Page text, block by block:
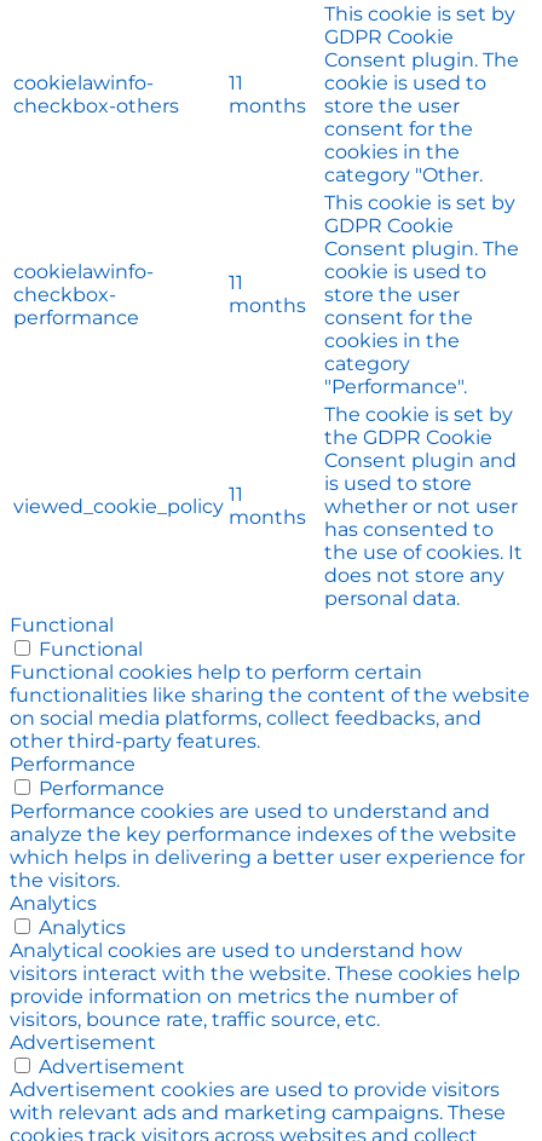
cookielawinfo-
checkbox-others
11
months
This cookie is set by
GDPR Cookie
Consent plugin. The
cookie is used to
store the user
consent for the
cookies in the
category "Other.
cookielawinfo-
checkbox-
performance
11
months
This cookie is set by
GDPR Cookie
Consent plugin. The
cookie is used to
store the user
consent for the
cookies in the
category
"Performance".
viewed_cookie_policy
11
months
The cookie is set by
the GDPR Cookie
Consent plugin and
is used to store
whether or not user
has consented to
the use of cookies. It
does not store any
personal data.
Functional
Functional
Functional cookies help to perform certain
functionalities like sharing the content of the website
on social media platforms, collect feedbacks, and
other third-party features.
Performance
Performance
Performance cookies are used to understand and
analyze the key performance indexes of the website
which helps in delivering a better user experience for
the visitors.
Analytics
Analytics
Analytical cookies are used to understand how
visitors interact with the website. These cookies help
provide information on metrics the number of
visitors, bounce rate, traffic source, etc.
Advertisement
Advertisement
Advertisement cookies are used to provide visitors
with relevant ads and marketing campaigns. These
cookies track visitors across websites and collect